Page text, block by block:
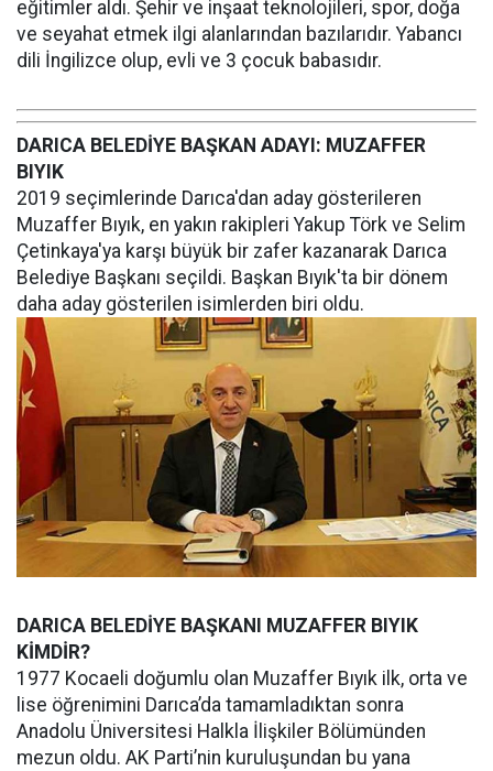
eğitimler aldı. Şehir ve inşaat teknolojileri, spor, doğa
ve seyahat etmek ilgi alanlarından bazılarıdır. Yabancı
dili İngilizce olup, evli ve 3 çocuk babasıdır.
DARICA BELEDİYE BAŞKAN ADAYI: MUZAFFER
BIYIK
2019 seçimlerinde Darıca'dan aday gösterileren
Muzaffer Bıyık, en yakın rakipleri Yakup Törk ve Selim
Çetinkaya'ya karşı büyük bir zafer kazanarak Darıca
Belediye Başkanı seçildi. Başkan Bıyık'ta bir dönem
daha aday gösterilen isimlerden biri oldu.
DARICA BELEDİYE BAŞKANI MUZAFFER BIYIK
KİMDİR?
1977 Kocaeli doğumlu olan Muzaffer Bıyık ilk, orta ve
lise öğrenimini Darıca’da tamamladıktan sonra
Anadolu Üniversitesi Halkla İlişkiler Bölümünden
mezun oldu. AK Parti’nin kuruluşundan bu yana